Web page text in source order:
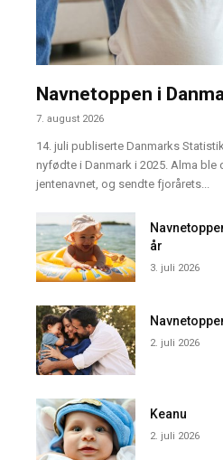
Navnetoppen i
7. august 2026
14. juli publiserte Danmarks
nyfødte i Danmark i 2025. Alma
jentenavnet, og sendte fjorårets...
år
3. juli 2026
2. juli 2026
Keanu
2. juli 2026